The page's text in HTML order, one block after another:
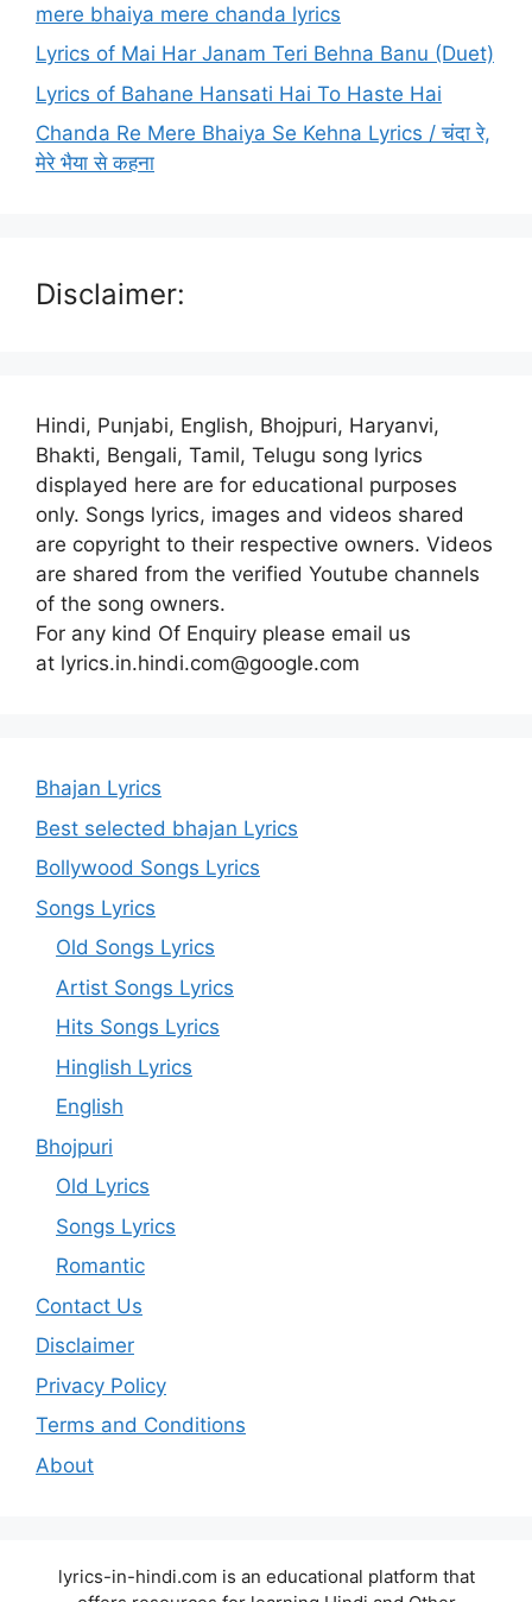
mere bhaiya mere chanda lyrics
Lyrics of Mai Har Janam Teri Behna Banu (Duet)
Lyrics of Bahane Hansati Hai To Haste Hai
Chanda Re Mere Bhaiya Se Kehna Lyrics / चंदा रे,
मेरे भैया से कहना
Disclaimer:
Hindi, Punjabi, English, Bhojpuri, Haryanvi,
Bhakti, Bengali, Tamil, Telugu song lyrics
displayed here are for educational purposes
only. Songs lyrics, images and videos shared
are copyright to their respective owners. Videos
are shared from the verified Youtube channels
of the song owners.
For any kind Of Enquiry please email us
at lyrics.in.hindi.com@google.com
Bhajan Lyrics
Best selected bhajan Lyrics
Bollywood Songs Lyrics
Songs Lyrics
Old Songs Lyrics
Artist Songs Lyrics
Hits Songs Lyrics
Hinglish Lyrics
English
Bhojpuri
Old Lyrics
Songs Lyrics
Romantic
Contact Us
Disclaimer
Privacy Policy
Terms and Conditions
About
lyrics-in-hindi.com is an educational platform that